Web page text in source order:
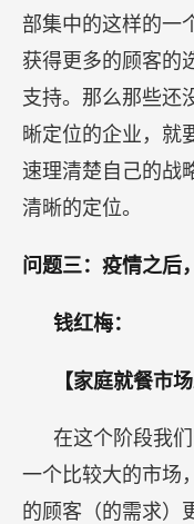
部集中的这样的一
获得更多的顾客的
支持。那么那些还
晰定位的企业，就
速理清楚自己的战
清晰的定位。
问题三：疫情之后
钱红梅：
【家庭就餐市
在这个阶段我
一个比较大的市场
的顾客（的需求）